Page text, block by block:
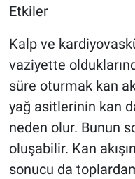
Etkiler
Kalp ve
vaziyette
süre oturmak kan
yağ asitlerinin kan
neden olur. Bunun
oluşabilir. Kan
sonucu da